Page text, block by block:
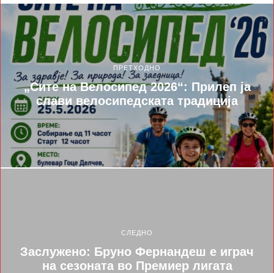
ПРЕТХОДНО
„Сите на Велосипед 2026“: Прилеп ја
слави велосипедската традиција
СЛЕДНО
Заслужено: Бруно Фернандеш е играч
на сезоната во Премиер лигата